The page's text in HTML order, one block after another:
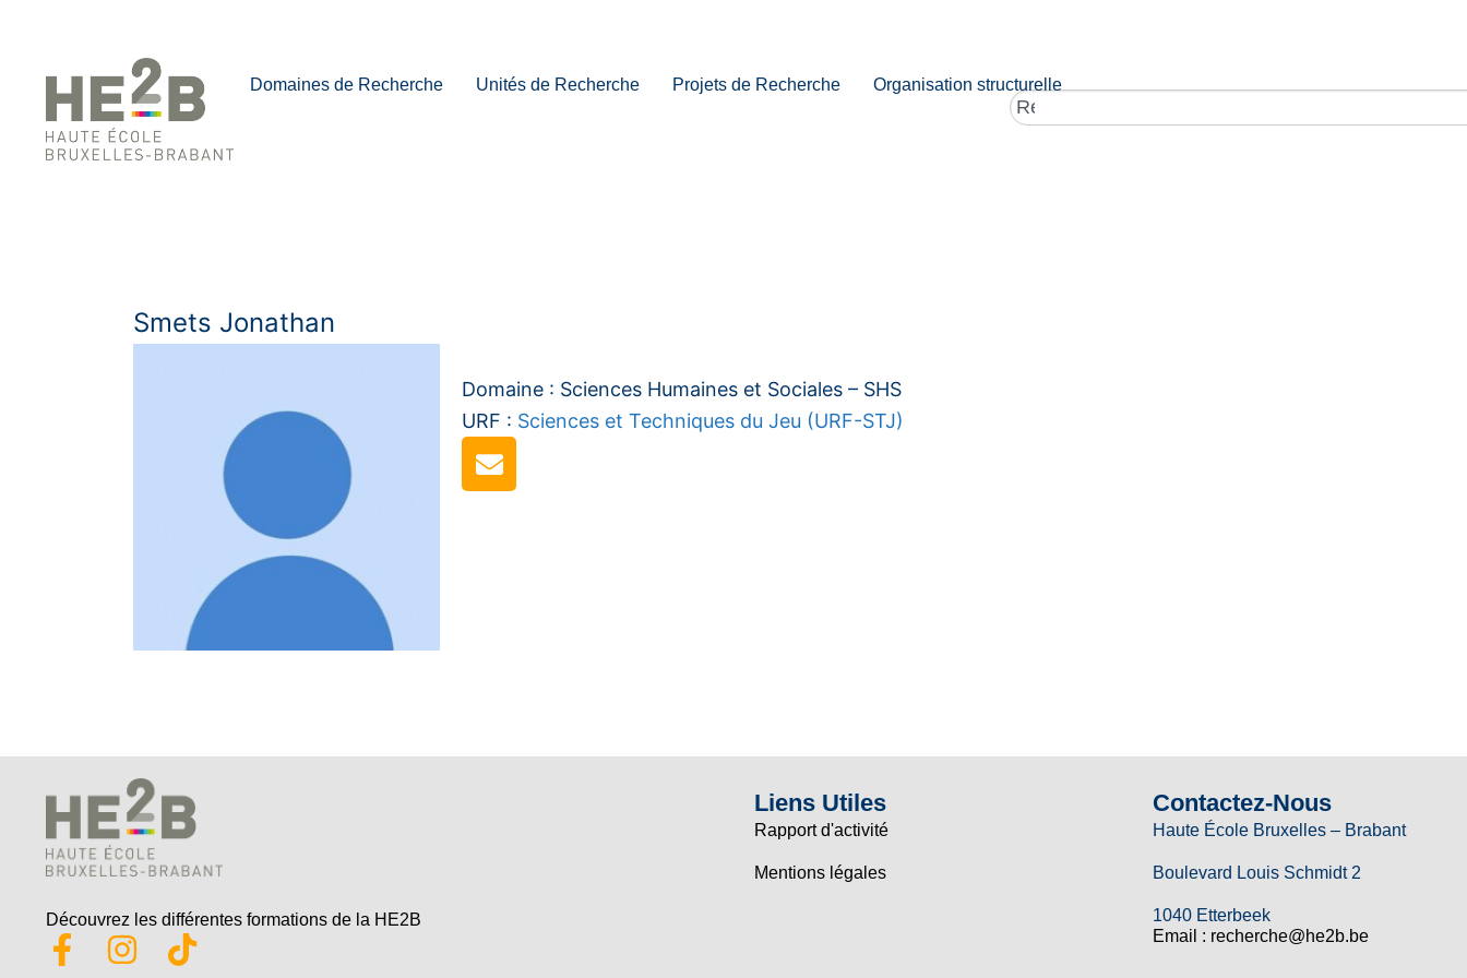
Domaines de Recherche Unités de Recherche Projets de Recherche Organisation structurelle
Smets Jonathan
Domaine : Sciences Humaines et Sociales – SHS
URF : Sciences et Techniques du Jeu (URF-STJ)
Découvrez les différentes formations de la HE2B
Liens Utiles
Rapport d'activité
Mentions légales
Contactez-Nous
Haute École Bruxelles – Brabant
Boulevard Louis Schmidt 2
1040 Etterbeek
Email : recherche@he2b.be